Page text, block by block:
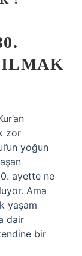
zor
yoğun
ayette ne
Ama
yaşam
dair
bir